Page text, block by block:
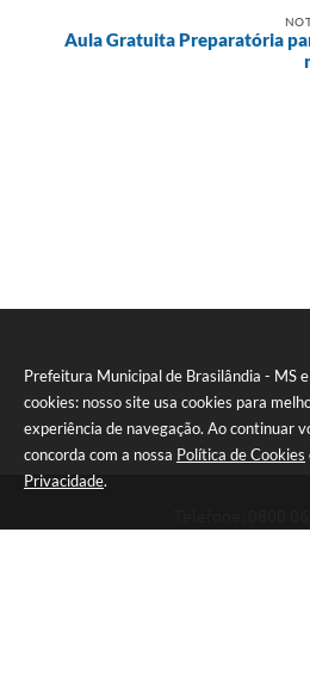
Prefeitura Municipal de Brasilândia - MS e
cookies: nosso site usa cookies para
experiência de navegação. Ao continuar
concorda com a nossa Política de Cookies
Privacidade.
Aula Gratuita Preparatória